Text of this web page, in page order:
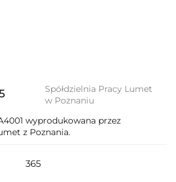
Spółdzielnia Pracy Lumet
w Poznaniu
wyprodukowana przez
z Poznania.
365